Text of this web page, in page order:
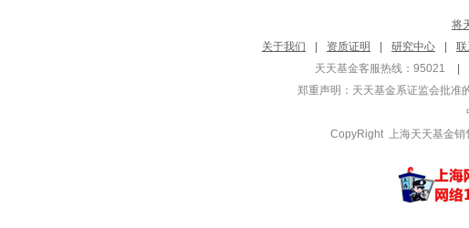
管理基金
嘉实中证金融地产
将
关于我们
资质证明 研究中心 联
天天基金客服热线：95021
郑重声明： 天天基金系证监会批准
CopyRight 上海天天基金